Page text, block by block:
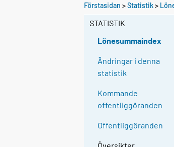
Förstasidan >Statistik>
STATISTIK
Lönesummaindex
Ändringar i denna
statistik
Kommande
offentliggöranden
Offentliggöranden